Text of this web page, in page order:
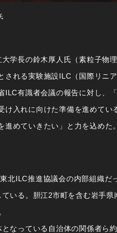
学長の鈴木厚人氏（素粒子物
される実験施設ILC（国際リニ
有識者会議の報告に対し、
け入れに向けた準備を進めてい
めていきたい」と力を込めた。
北ILC推進協議会の内部組織だ
いる。胆江2市町を含む岩手
なっている自治体の関係者ら